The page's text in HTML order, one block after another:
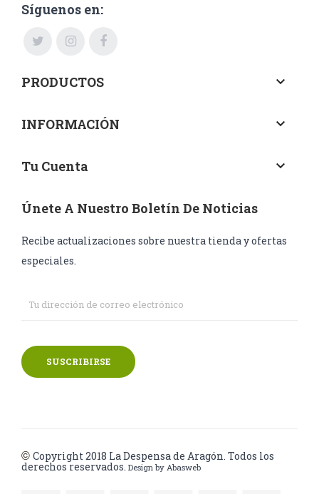
Síguenos en:
PRODUCTOS keyboard_arrow_down
INFORMACIÓN keyboard_arrow_down
Tu Cuenta keyboard_arrow_down
Únete A Nuestro Boletín De Noticias
Recibe actualizaciones sobre nuestra tienda y ofertas
especiales.
SUSCRIBIRSE
© Copyright 2018 La Despensa de Aragón. Todos los
derechos reservados. Design by Abasweb